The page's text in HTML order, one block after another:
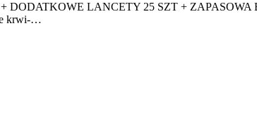
+ DODATKOWE LANCETY 25 SZT + ZAPASOWA
krwi-…